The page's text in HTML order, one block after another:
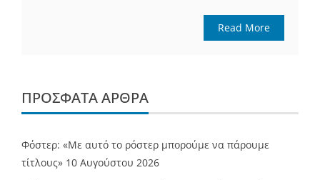
Read More
ΠΡΌΣΦΑΤΑ ΆΡΘΡΑ
Φόστερ: «Με αυτό το ρόστερ μπορούμε να πάρουμε
τίτλους» 10 Αυγούστου 2026